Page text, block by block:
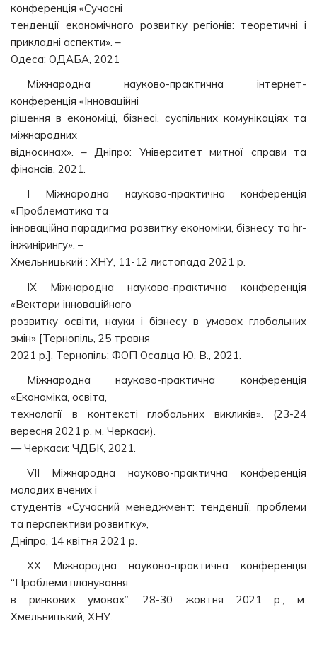
конференція «Сучасні
тенденції економічного розвитку регіонів: теоретичні і
прикладні аспекти». –
Одеса: ОДАБА, 2021
Міжнародна науково-практична інтернет-
конференція «Інноваційні
рішення в економіці, бізнесі, суспільних комунікаціях та
міжнародних
відносинах». – Дніпро: Університет митної справи та
фінансів, 2021.
І Міжнародна науково-практична конференція
«Проблематика та
інноваційна парадигма розвитку економіки, бізнесу та hr-
інжинірингу». –
Хмельницький : ХНУ, 11-12 листопада 2021 р.
IХ Міжнародна науково-практична конференція
«Вектори інноваційного
розвитку освіти, науки і бізнесу в умовах глобальних
змін» [Тернопіль, 25 травня
2021 р.]. Тернопіль: ФОП Осадца Ю. В., 2021.
Міжнародна науково-практична конференція
«Економіка, освіта,
технології в контексті глобальних викликів». (23-24
вересня 2021 р. м. Черкаси).
— Черкаси: ЧДБК, 2021.
VІІ Міжнародна науково-практична конференція
молодих вчених і
студентів «Сучасний менеджмент: тенденції, проблеми
та перспективи розвитку»,
Дніпро, 14 квітня 2021 р.
ХХ Міжнародна науково-практична конференція
“Проблеми планування
в ринкових умовах”, 28-30 жовтня 2021 р., м.
Хмельницький, ХНУ.